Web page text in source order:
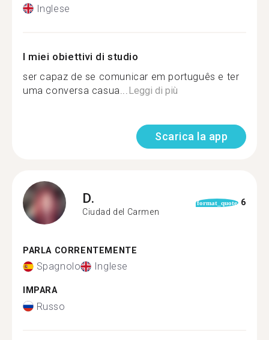
Inglese
I miei obiettivi di studio
ser capaz de se comunicar em português e ter
uma conversa casua... Leggi di più
Scarica la app
D.
Ciudad del Carmen
format_quote 6
PARLA CORRENTEMENTE
Spagnolo Inglese
IMPARA
Russo